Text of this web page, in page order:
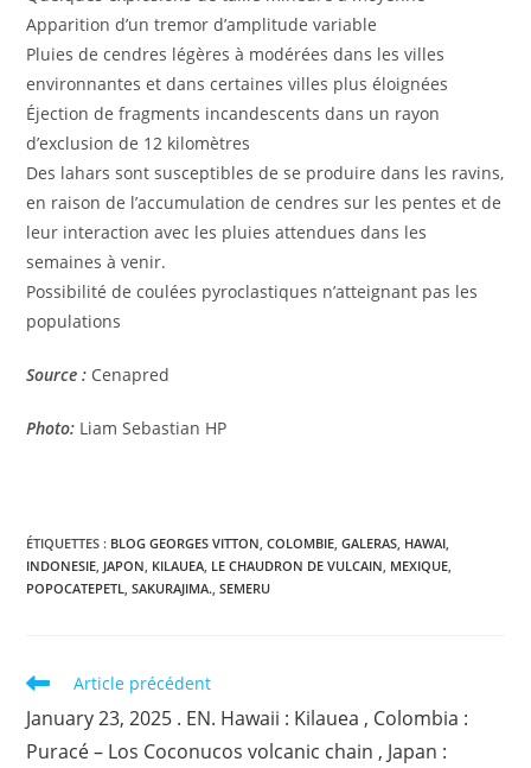
Apparition d’un tremor d’amplitude variable
Pluies de cendres légères à modérées dans les villes
environnantes et dans certaines villes plus éloignées
Éjection de fragments incandescents dans un rayon
d’exclusion de 12 kilomètres
Des lahars sont susceptibles de se produire dans les ravins,
en raison de l’accumulation de cendres sur les pentes et de
leur interaction avec les pluies attendues dans les
semaines à venir.
Possibilité de coulées pyroclastiques n’atteignant pas les
populations
Source : Cenapred
Photo: Liam Sebastian HP
ÉTIQUETTES : BLOG GEORGES VITTON COLOMBIE GALERAS HAWAI
INDONESIE JAPON KILAUEA LE CHAUDRON DE VULCAIN MEXIQUE
POPOCATEPETL
SAKURAJIMA. SEMERU
Read
articles
Article précédent
January 23, 2025 . EN. Hawaii : Kilauea , Colombia :
Puracé – Los Coconucos volcanic chain , Japan :